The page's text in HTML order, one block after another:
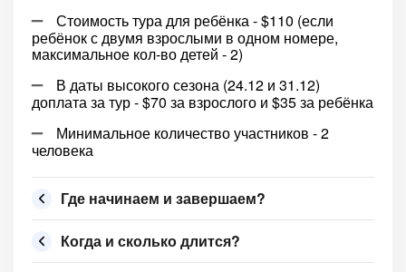
Стоимость тура для ребёнка - $110 (если
ребёнок с двумя взрослыми в одном номере,
максимальное кол-во детей - 2)
В даты высокого сезона (24.12 и 31.12)
доплата за тур - $70 за взрослого и $35 за ребёнка
Минимальное количество участников - 2
человека
Где начинаем и завершаем?
Когда и сколько длится?